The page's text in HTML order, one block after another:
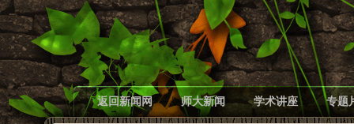
返回新闻网 师大新闻 学术讲座 专题